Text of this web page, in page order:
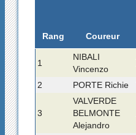
Rang Coureur
1
NIBALI
Vincenzo
2 PORTE Richie
3
VALVERDE
BELMONTE
Alejandro